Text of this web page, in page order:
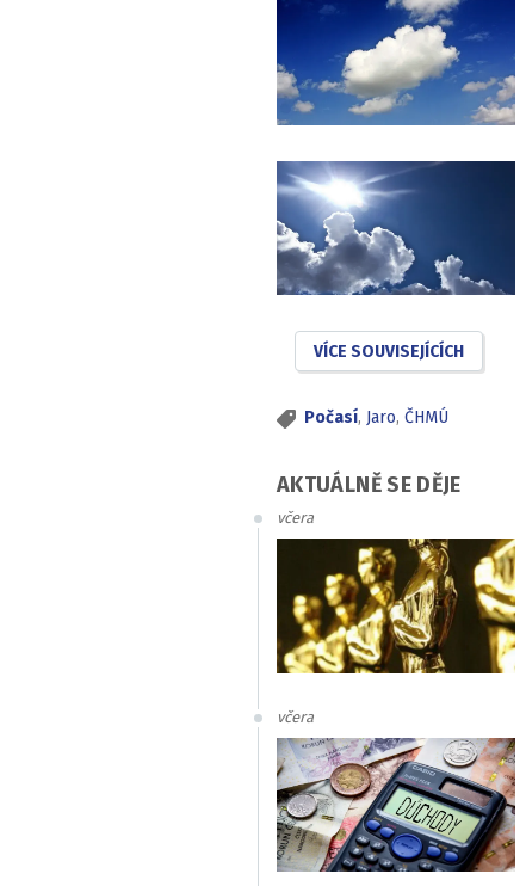
VÍCE SOUVISEJÍCÍCH
Počasí, Jaro, ČHMÚ
AKTUÁLNĚ SE DĚJE
včera
včera